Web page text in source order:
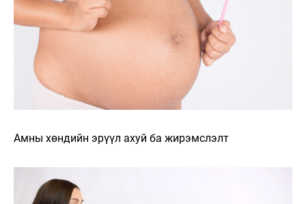
Амны хөндийн эрүүл ахуй ба жирэмслэлт